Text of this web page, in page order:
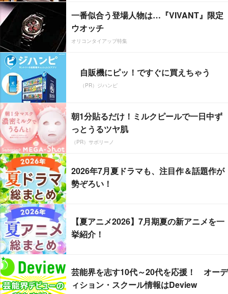
一番似合う登場人物は…『VIVANT』限定
ウオッチ
オリコンタイアップ特集
自販機にピッ！ですぐに買えちゃう
（PR）ジハンピ
朝1分貼るだけ！ミルクピールで一日中ず
っとうるツヤ肌
（PR）サボリーノ
2026年7月夏ドラマも、注目作＆話題作が
勢ぞろい！
【夏アニメ2026】7月期夏の新アニメを一
挙紹介！
芸能界を志す10代～20代を応援！ オーデ
ィション・スクール情報はDeview